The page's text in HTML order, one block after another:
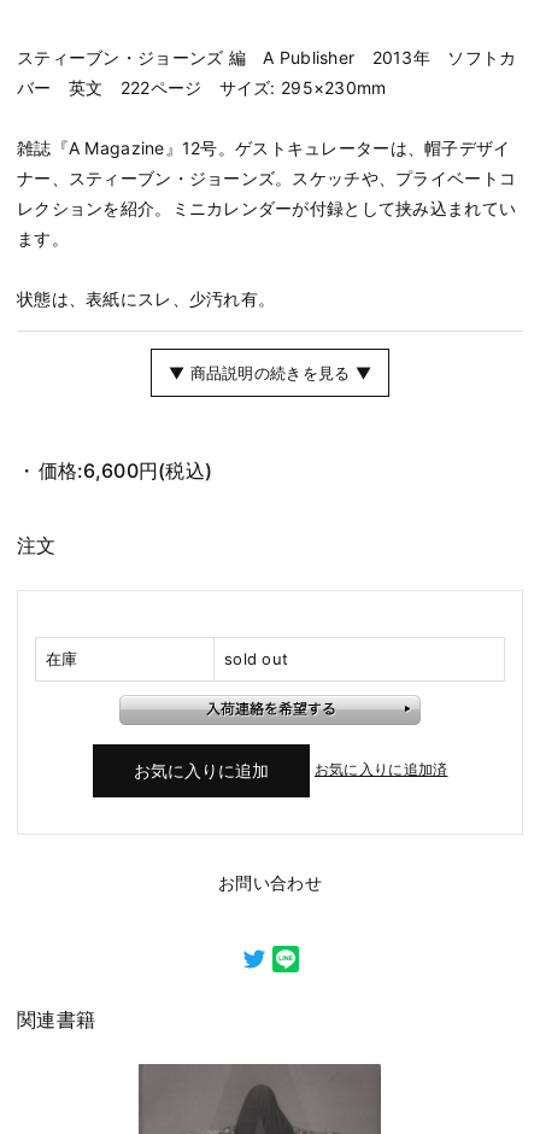
スティーブン・ジョーンズ 編 A Publisher 2013年 ソフトカ
バー 英文 222ページ サイズ: 295×230mm
雑誌『A Magazine』12号。ゲストキュレーターは、帽子デザイ
ナー、スティーブン・ジョーンズ。スケッチや、プライベートコ
レクションを紹介。ミニカレンダーが付録として挟み込まれてい
ます。
状態は、表紙にスレ、少汚れ有。
▼ 商品説明の続きを見る ▼
価格:6,600円(税込)
注文
在庫 sold out
お気に入りに追加済
お問い合わせ
関連書籍